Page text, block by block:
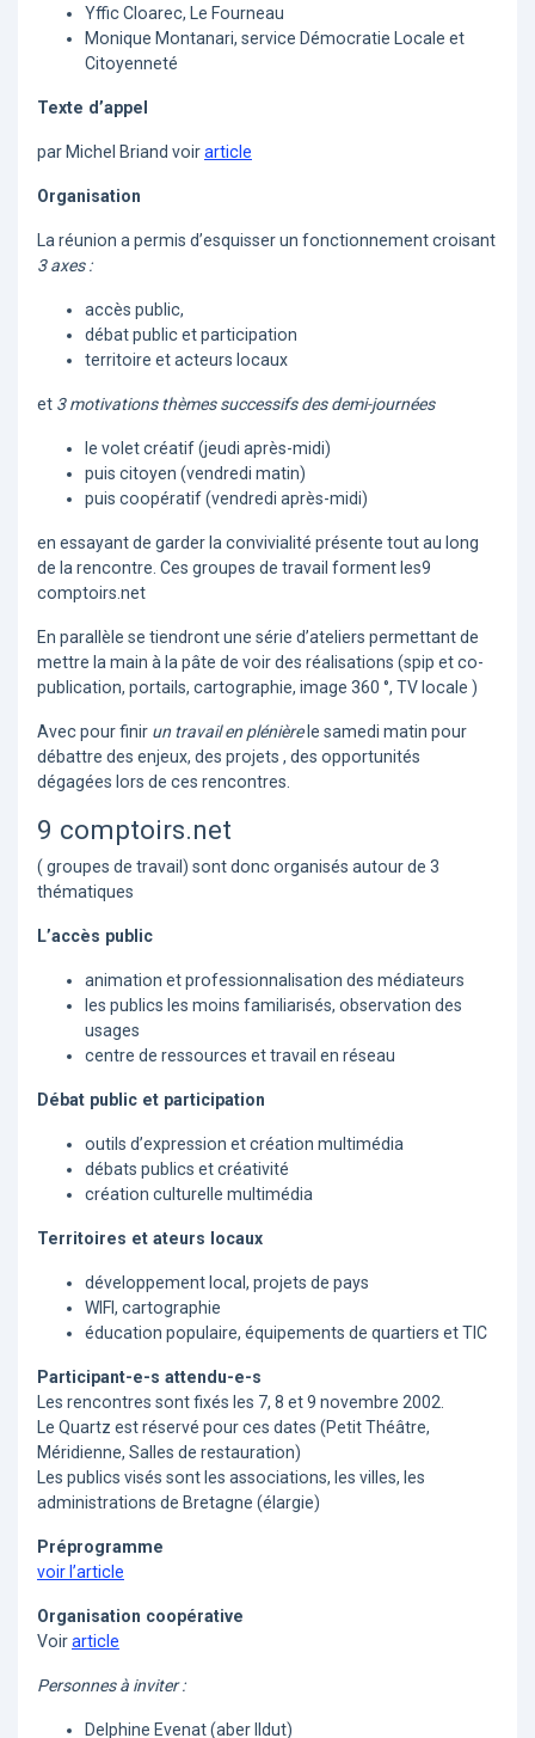
Yffic Cloarec, Le Fourneau
Monique Montanari, service Démocratie Locale et
Citoyenneté
Texte d’appel
par Michel Briand voirarticle
Organisation
La réunion a permis d’esquisser un fonctionnement croisant
3 axes :
accès public,
débat public et participation
territoire et acteurs locaux
et 3 motivations thèmes successifs des demi-journées
le volet créatif (jeudi après-midi)
puis citoyen (vendredi matin)
puis coopératif (vendredi après-midi)
en essayant de garder la convivialité présente tout au long
de la rencontre. Ces groupes de travail forment les9
comptoirs.net
En parallèle se tiendront une série d’ateliers permettant de
mettre la main à la pâte de voir des réalisations (spip et co-
publication, portails, cartographie, image 360 °, TV locale )
Avec pour finir un travail en plénièrele samedi matin pour
débattre des enjeux, des projets , des opportunités
dégagées lors de ces rencontres.
9 comptoirs.net
( groupes de travail) sont donc organisés autour de 3
thématiques
L’accès public
animation et professionnalisation des médiateurs
les publics les moins familiarisés, observation des
usages
centre de ressources et travail en réseau
Débat public et participation
outils d’expression et création multimédia
débats publics et créativité
création culturelle multimédia
Territoires et ateurs locaux
développement local, projets de pays
WIFI, cartographie
éducation populaire, équipements de quartiers et TIC
Participant-e-s attendu-e-s
Les rencontres sont fixés les 7, 8 et 9 novembre 2002.
Le Quartz est réservé pour ces dates (Petit Théâtre,
Méridienne, Salles de restauration)
Les publics visés sont les associations, les villes, les
administrations de Bretagne (élargie)
Préprogramme
voir l’article
Organisation coopérative
Voirarticle
Personnes à inviter :
Delphine Evenat (aber Ildut)